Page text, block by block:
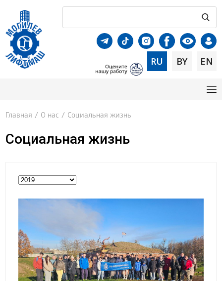
RU BY EN
Главная / О нас / Социальная жизнь
Социальная жизнь